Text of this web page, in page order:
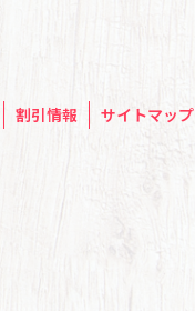
割引情報
サイトマップ